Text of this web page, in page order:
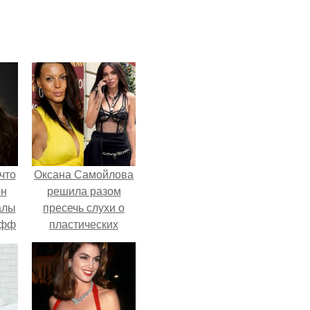
Оксана Самойлова
решила разом
пресечь слухи о
пластических
операциях и
публично
прояснила
ситуацию.